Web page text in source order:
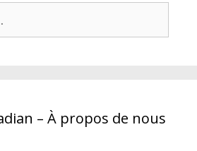
– À propos de nous